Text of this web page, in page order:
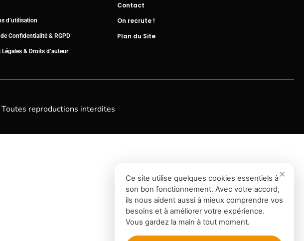
d’utilisation
Confidentialité & RGPD
& Droits d’auteur
Contact
On recrute !
Plan du Site
reproductions interdites
Ce site utilise quelques cookies essentiels à
son bon fonctionnement. Avec votre accord,
ils nous aident aussi à mieux comprendre vos
besoins et à améliorer votre expérience.
Vous gardez la main à tout moment.